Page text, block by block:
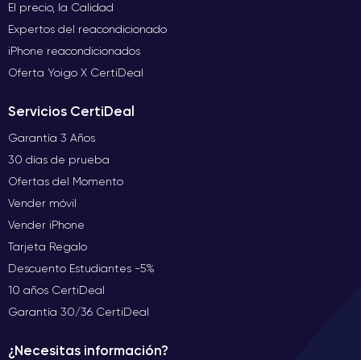
El precio, la Calidad
Expertos del reacondicionado
iPhone reacondicionados
Oferta Yoigo X CertiDeal
Servicios CertiDeal
Garantía 3 Años
30 días de prueba
Ofertas del Momento
Vender móvil
Vender iPhone
Tarjeta Regalo
Descuento Estudiantes -5%
10 años CertiDeal
Garantía 30/36 CertiDeal
¿Necesitas información?